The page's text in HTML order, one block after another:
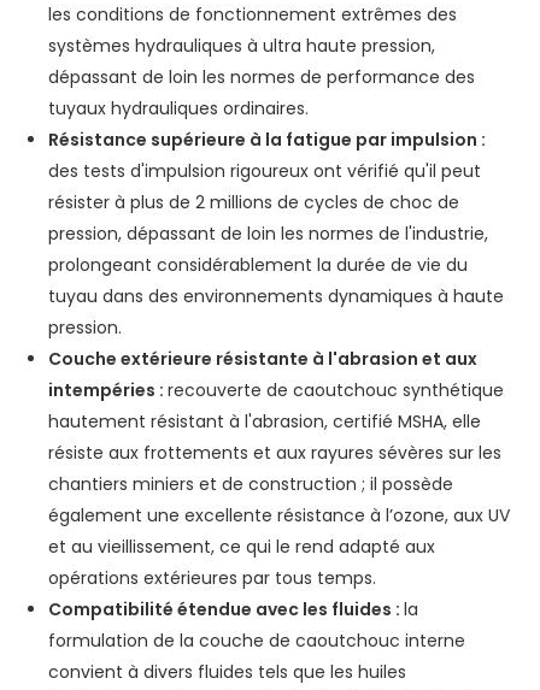
les conditions de fonctionnement extrêmes des
systèmes hydrauliques à ultra haute pression,
dépassant de loin les normes de performance des
tuyaux hydrauliques ordinaires.
Résistance supérieure à la fatigue par impulsion :
des tests d'impulsion rigoureux ont vérifié qu'il peut
résister à plus de 2 millions de cycles de choc de
pression, dépassant de loin les normes de l'industrie,
prolongeant considérablement la durée de vie du
tuyau dans des environnements dynamiques à haute
pression.
Couche extérieure résistante à l'abrasion et aux
intempéries : recouverte de caoutchouc synthétique
hautement résistant à l'abrasion, certifié MSHA, elle
résiste aux frottements et aux rayures sévères sur les
chantiers miniers et de construction ; il possède
également une excellente résistance à l’ozone, aux UV
et au vieillissement, ce qui le rend adapté aux
opérations extérieures par tous temps.
Compatibilité étendue avec les fluides : la
formulation de la couche de caoutchouc interne
convient à divers fluides tels que les huiles